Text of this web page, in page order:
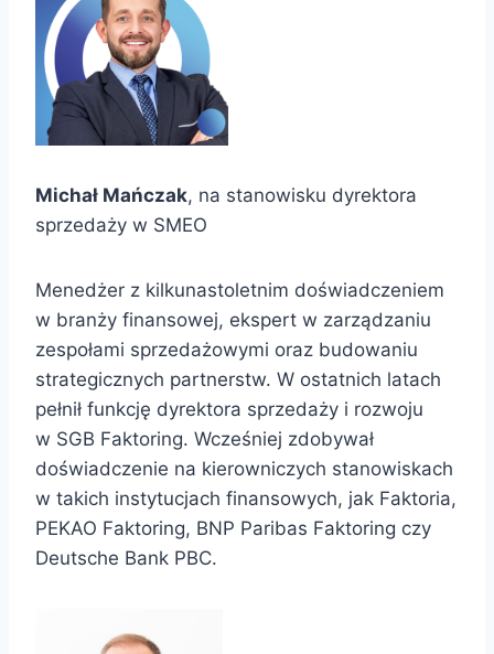
Michał Mańczak, na stanowisku dyrektora
sprzedaży w SMEO
Menedżer z kilkunastoletnim doświadczeniem
w branży finansowej, ekspert w zarządzaniu
zespołami sprzedażowymi oraz budowaniu
strategicznych partnerstw. W ostatnich latach
pełnił funkcję dyrektora sprzedaży i rozwoju
w SGB Faktoring. Wcześniej zdobywał
doświadczenie na kierowniczych stanowiskach
w takich instytucjach finansowych, jak Faktoria,
PEKAO Faktoring, BNP Paribas Faktoring czy
Deutsche Bank PBC.